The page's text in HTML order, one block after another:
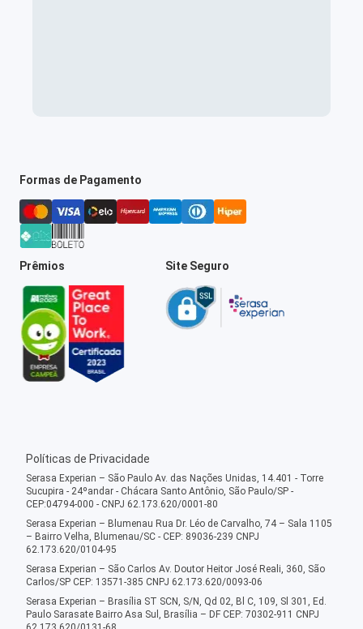
Formas de Pagamento
Prêmios Site Seguro
Políticas de Privacidade
Serasa Experian – São Paulo Av. das Nações Unidas, 14.401 - Torre
Sucupira - 24ºandar - Chácara Santo Antônio, São Paulo/SP -
CEP:04794-000 - CNPJ 62.173.620/0001-80
Serasa Experian – Blumenau Rua Dr. Léo de Carvalho, 74 – Sala 1105
– Bairro Velha, Blumenau/SC - CEP: 89036-239 CNPJ
62.173.620/0104-95
Serasa Experian – São Carlos Av. Doutor Heitor José Reali, 360, São
Carlos/SP CEP: 13571-385 CNPJ 62.173.620/0093-06
Serasa Experian – Brasília ST SCN, S/N, Qd 02, Bl C, 109, Sl 301, Ed.
Paulo Sarasate Bairro Asa Sul, Brasília – DF CEP: 70302-911 CNPJ